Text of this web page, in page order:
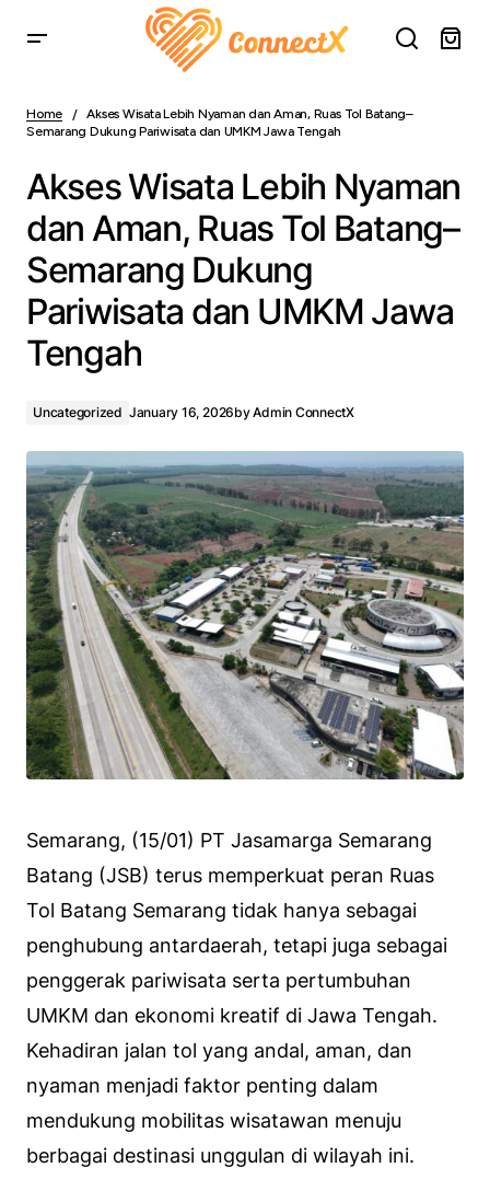
Batang–Semarang Dukung Pariwisata dan UMKM Jawa
Tengah
Home
Akses Wisata Lebih Nyaman dan Aman, Ruas Tol Batang–
Semarang Dukung Pariwisata dan UMKM Jawa Tengah
Akses Wisata Lebih Nyaman
dan Aman, Ruas Tol Batang–
Semarang Dukung
Pariwisata dan UMKM Jawa
Tengah
Uncategorized January 16, 2026byAdmin ConnectX
Semarang, (15/01) PT Jasamarga Semarang
Batang (JSB) terus memperkuat peran Ruas
Tol Batang Semarang tidak hanya sebagai
penghubung antardaerah, tetapi juga sebagai
penggerak pariwisata serta pertumbuhan
UMKM dan ekonomi kreatif di Jawa Tengah.
Kehadiran jalan tol yang andal, aman, dan
nyaman menjadi faktor penting dalam
mendukung mobilitas wisatawan menuju
berbagai destinasi unggulan di wilayah ini.